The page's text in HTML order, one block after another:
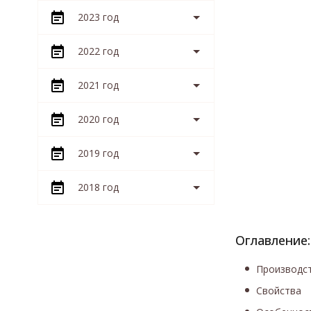
Оглавление:
Свойства
2023 год
2022 год
2021 год
2020 год
2019 год
2018 год